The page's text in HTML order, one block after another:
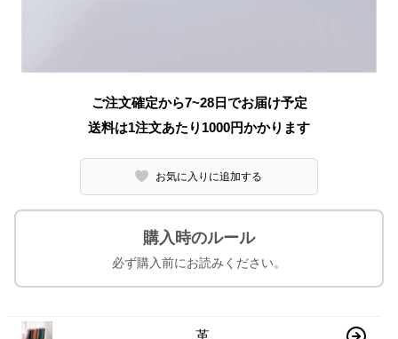
ご注文確定から7~28日でお届け予定
送料は1注文あたり 1000円かかります
お気に入りに追加する
購入時のルール
必ず購入前にお読みください。